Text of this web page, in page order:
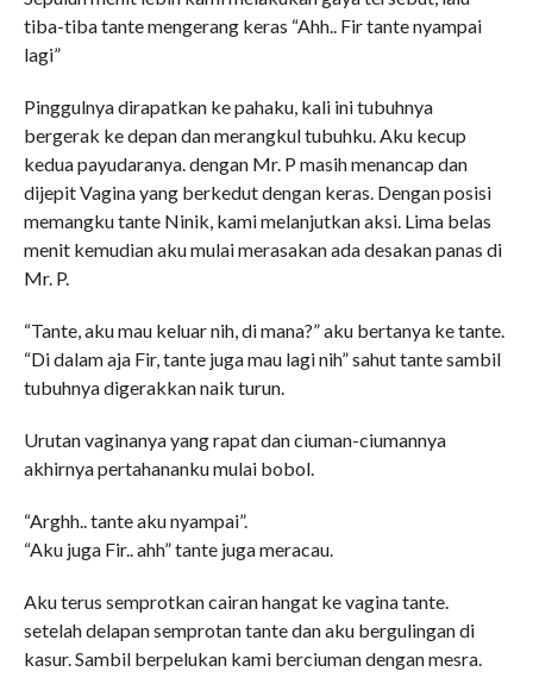
tiba-tiba tante mengerang keras “Ahh.. Fir tante nyampai
lagi”
Pinggulnya dirapatkan ke pahaku, kali ini tubuhnya
bergerak ke depan dan merangkul tubuhku. Aku kecup
kedua payudaranya. dengan Mr. P masih menancap dan
dijepit Vagina yang berkedut dengan keras. Dengan posisi
memangku tante Ninik, kami melanjutkan aksi. Lima belas
menit kemudian aku mulai merasakan ada desakan panas di
Mr. P.
“Tante, aku mau keluar nih, di mana?” aku bertanya ke tante.
“Di dalam aja Fir, tante juga mau lagi nih” sahut tante sambil
tubuhnya digerakkan naik turun.
Urutan vaginanya yang rapat dan ciuman-ciumannya
akhirnya pertahananku mulai bobol.
“Arghh.. tante aku nyampai”.
“Aku juga Fir.. ahh” tante juga meracau.
Aku terus semprotkan cairan hangat ke vagina tante.
setelah delapan semprotan tante dan aku bergulingan di
kasur. Sambil berpelukan kami berciuman dengan mesra.